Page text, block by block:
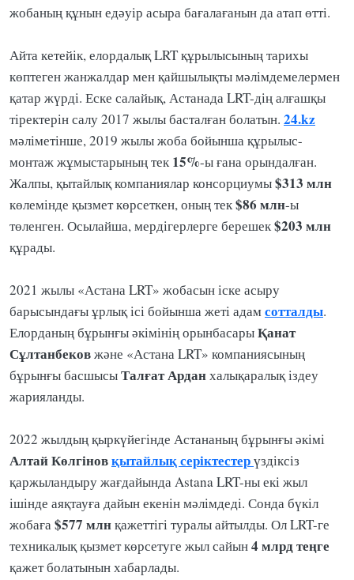
жобаның құнын едәуір асыра бағалағанын да атап өтті.
Айта кетейік, елордалық LRT құрылысының тарихы
көптеген жанжалдар мен қайшылықты мәлімдемелермен
қатар жүрді. Еске салайық, Астанада LRT-дің алғашқы
тіректерін салу 2017 жылы басталған болатын. 24.kz
мәліметінше, 2019 жылы жоба бойынша құрылыс-
монтаж жұмыстарының тек 15%-ы ғана орындалған.
Жалпы, қытайлық компаниялар консорциумы$313 млн
көлемінде қызмет көрсеткен, оның тек$86 млн-ы
төленген. Осылайша, мердігерлерге берешек$203 млн
құрады.
2021 жылы «Астана LRT» жобасын іске асыру
барысындағы ұрлық ісі бойынша жеті адамсотталды.
Елорданың бұрынғы әкімінің орынбасарыҚанат
Сұлтанбековжәне «Астана LRT» компаниясының
бұрынғы басшысыТалғат Арданхалықаралық іздеу
жарияланды.
2022 жылдың қыркүйегінде Астананың бұрынғы әкімі
Алтай Көлгіновқытайлық серіктестерүздіксіз
қаржыландыру жағдайында Astana LRT-ны екі жыл
ішінде аяқтауға дайын екенін мәлімдеді. Сонда бүкіл
жобаға$577 млнқажеттігі туралы айтылды. Ол LRT-ге
техникалық қызмет көрсетуге жыл сайын4 млрд теңге
қажет болатынын хабарлады.